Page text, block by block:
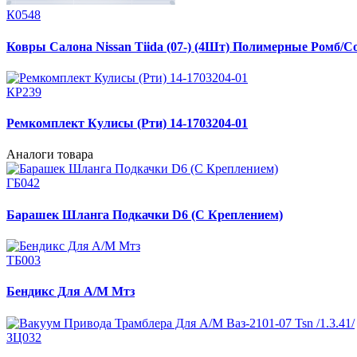
К0548
Ковры Салона Nissan Tiida (07-) (4Шт) Полимерные Ромб/
КР239
Ремкомплект Кулисы (Рти) 14-1703204-01
Аналоги товара
ГБ042
Барашек Шланга Подкачки D6 (С Креплением)
ТБ003
Бендикс Для А/М Мтз
ЗЦ032